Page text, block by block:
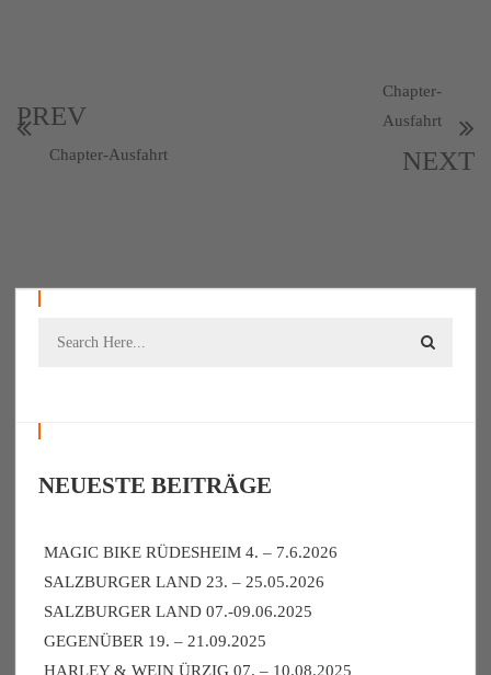
PREV
Chapter-Ausfahrt
Chapter-
Ausfahrt
NEXT
NEUESTE BEITRÄGE
MAGIC BIKE RÜDESHEIM 4. – 7.6.2026
SALZBURGER LAND 23. – 25.05.2026
SALZBURGER LAND 07.-09.06.2025
GEGENÜBER 19. – 21.09.2025
HARLEY & WEIN ÜRZIG 07. – 10.08.2025